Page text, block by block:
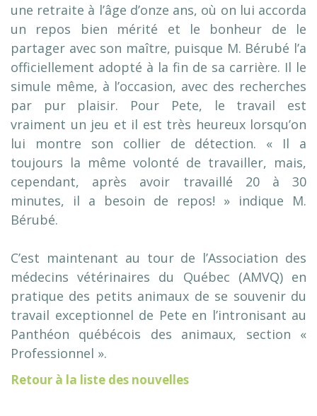
une retraite à l’âge d’onze ans, où on lui accorda
un repos bien mérité et le bonheur de le
partager avec son maître, puisque M. Bérubé l’a
officiellement adopté à la fin de sa carrière. Il le
simule même, à l’occasion, avec des recherches
par pur plaisir. Pour Pete, le travail est
vraiment un jeu et il est très heureux lorsqu’on
lui montre son collier de détection. « Il a
toujours la même volonté de travailler, mais,
cependant, après avoir travaillé 20 à 30
minutes, il a besoin de repos! » indique M.
Bérubé.
C’est maintenant au tour de l’Association des
médecins vétérinaires du Québec (AMVQ) en
pratique des petits animaux de se souvenir du
travail exceptionnel de Pete en l’intronisant au
Panthéon québécois des animaux, section «
Professionnel ».
Retour à la liste des nouvelles